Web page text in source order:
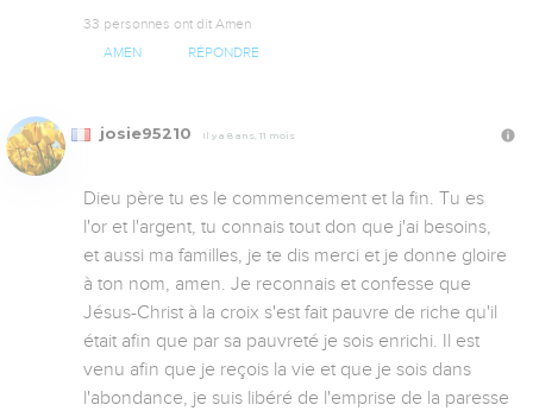
33 personnes ont dit Amen
AMEN RÉPONDRE
josie95210 Il y a 8 ans, 11 mois
Dieu père tu es le commencement et la fin. Tu es
l'or et l'argent, tu connais tout don que j'ai besoins,
et aussi ma familles, je te dis merci et je donne gloire
à ton nom, amen. Je reconnais et confesse que
Jésus-Christ à la croix s'est fait pauvre de riche qu'il
était afin que par sa pauvreté je sois enrichi. Il est
venu afin que je reçois la vie et que je sois dans
l'abondance, je suis libéré de l'emprise de la paresse